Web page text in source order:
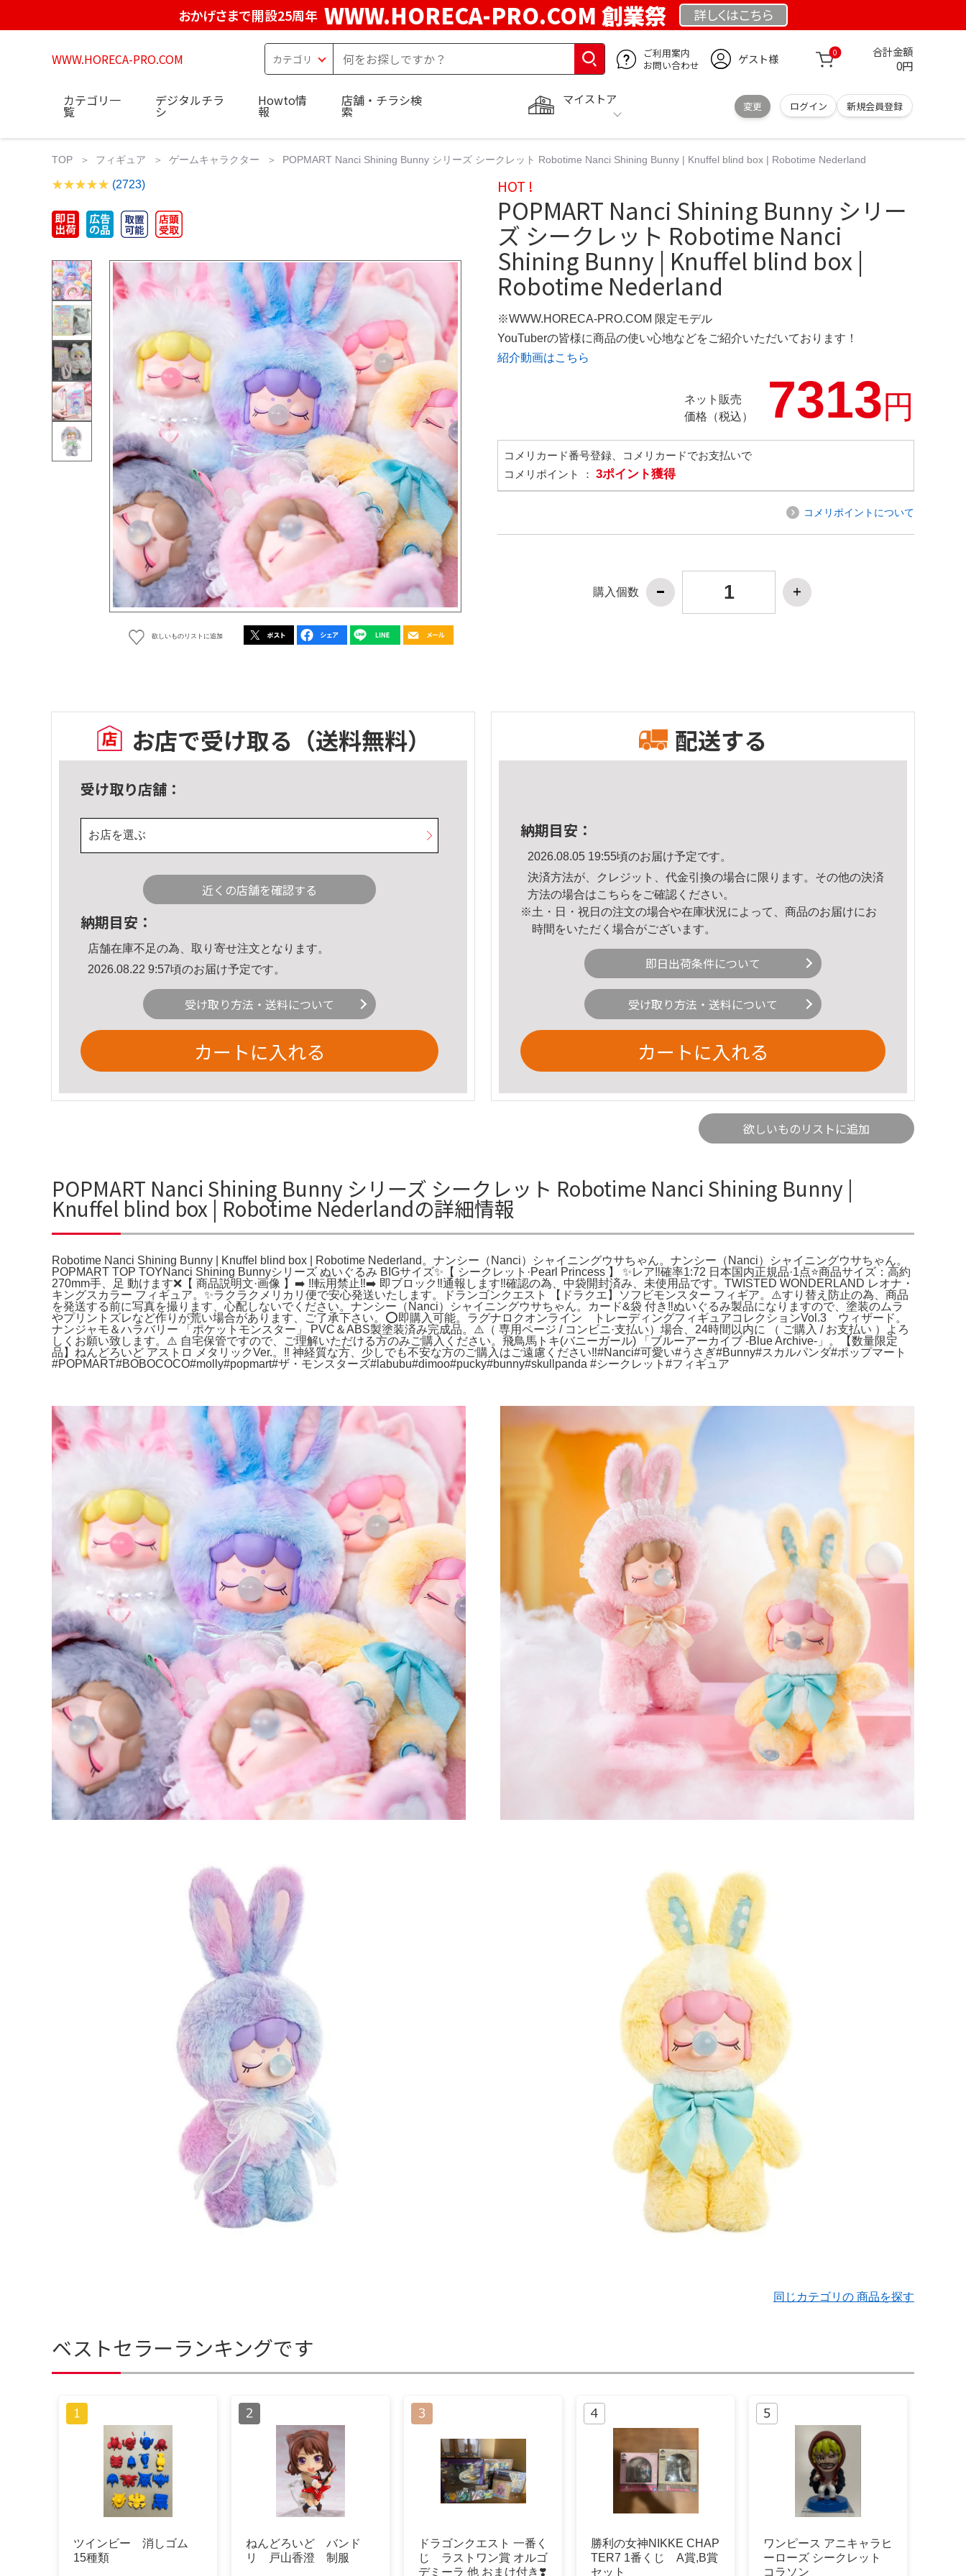
おかげさまで開設25周年 WWW.HORECA-PRO.COM 創業祭 詳しくはこちら
WWW.HORECA-PRO.COM
ご利用案内
お問い合わせ
ゲスト様 0 合計金額
0円
マイストア
変更 ログイン 新規会員登録
カテゴリ一
覧
デジタルチラ
シ
Howto情
報
店舗・チラシ検
索
TOP フィギュア ゲームキャラクター POPMART Nanci Shining Bunny シリーズ シークレット Robotime Nanci Shining Bunny | Knuffel blind box | Robotime Nederland
(2723)
欲しいものリストに追加
HOT !
POPMART Nanci Shining Bunny シリー
ズ シークレット Robotime Nanci
Shining Bunny | Knuffel blind box |
Robotime Nederland
※WWW.HORECA-PRO.COM 限定モデル
YouTuberの皆様に商品の使い心地などをご紹介いただいております！
紹介動画はこちら
ネット販売
価格（税込）
7313円
コメリカード番号登録、コメリカードでお支払いで
コメリポイント ： 3ポイント獲得
コメリポイントについて
購入個数
お店で受け取る （送料無料）
受け取り店舗：
お店を選ぶ
近くの店舗を確認する
納期目安：
店舗在庫不足の為、取り寄せ注文となります。
2026.08.22 9:57頃のお届け予定です。
受け取り方法・送料について
カートに入れる
配送する
納期目安：
2026.08.05 19:55頃のお届け予定です。
決済方法が、クレジット、代金引換の場合に限ります。その他の決済
方法の場合はこちら をご確認ください。
※土・日・祝日の注文の場合や在庫状況によって、商品のお届けにお
時間をいただく場合がございます。
即日出荷条件について
受け取り方法・送料について
カートに入れる
欲しいものリストに追加
POPMART Nanci Shining Bunny シリーズ シークレット Robotime Nanci Shining Bunny |
Knuffel blind box | Robotime Nederlandの詳細情報
Robotime Nanci Shining Bunny | Knuffel blind box | Robotime Nederland。ナンシー（Nanci）シャイニングウサちゃん。ナンシー（Nanci）シャイニングウサちゃん。
POPMART TOP TOYNanci Shining Bunnyシリーズ ぬいぐるみ BIGサイズ✨【 シークレット·Pearl Princess 】 ✨レア‼️確率1:72 日本国内正規品·1点⭐️商品サイズ：高約
270mm手、足 動けます❌【 商品説明文·画像 】➡️ ‼️転用禁止‼️➡️ 即ブロック‼️通報します‼️確認の為、中袋開封済み、未使用品です。TWISTED WONDERLAND レオナ・
キングスカラー フィギュア。✨ラクラクメリカリ便で安心発送いたします。ドランゴンクエスト 【ドラクエ】ソフビモンスター フィギア。⚠️すり替え防止の為、商品
を発送する前に写真を撮ります、心配しないでください。ナンシー（Nanci）シャイニングウサちゃん。カード&袋 付き‼️ぬいぐるみ製品になりますので、塗装のムラ
やプリントズレなど作りが荒い場合があります、ご了承下さい。⭕️即購入可能。ラグナロクオンライン トレーディングフィギュアコレクションVol.3 ウィザード。
ナンジャモ＆ハラバリー 「ポケットモンスター」 PVC＆ABS製塗装済み完成品。⚠️（ 専用ページ / コンビニ·支払い）場合、24時間以内に （ ご購入 / お支払い ）よろ
しくお願い致します。⚠️ 自宅保管ですので、ご理解いただける方のみご購入ください。飛鳥馬トキ(バニーガール) 「ブルーアーカイブ -Blue Archive-」。【数量限定
品】ねんどろいど アストロ メタリックVer.。‼️ 神経質な方、少しでも不安な方のご購入はご遠慮ください‼️#Nanci#可愛い#うさぎ#Bunny#スカルパンダ#ポップマート
#POPMART#BOBOCOCO#molly#popmart#ザ・モンスターズ#labubu#dimoo#pucky#bunny#skullpanda #シークレット#フィギュア
同じカテゴリの 商品を探す
ベストセラーランキングです
ツインビー 消しゴム
15種類
ねんどろいど バンド
リ 戸山香澄 制服
ドラゴンクエスト 一番く
じ ラストワン賞 オルゴ
デミーラ 他 おまけ付き❣️
勝利の女神NIKKE CHAP
TER7 1番くじ A賞,B賞
セット
ワンピース アニキャラヒ
ーローズ シークレット
コラソン